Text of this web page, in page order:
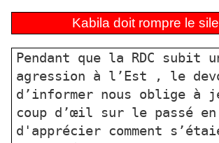
Kabila doit rompre le
Pendant que la RDC subit
agression à l’Est , le
d’informer nous oblige à
coup d’œil sur le passé en
d'apprécier comment